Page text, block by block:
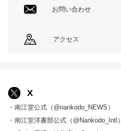
お問い合わせ
アクセス
X
・南江堂公式（@nankodo_NEWS）
・南江堂洋書部公式（@Nankodo_Intl）